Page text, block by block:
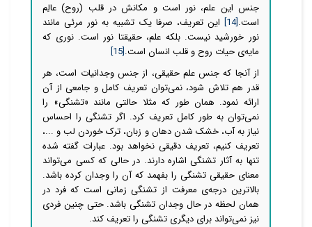
جنس این علم، نور است و مکانش در قلب (روح) عالِم
است.[14]
این تعریف، صرفا یک تشبیه به نور مرئی مانند
نور خورشید نیست. بلکه علم، حقیقتا نور است. نوری که
مایه‌ی حیات روح و قلب انسان است.[15]
از آنجا که جنس علم حقیقی، از جنس وجدانیات است، هر
قدر هم تلاش شود، نمی‌توان تعریف کامل و جامعی از آن
ارائه نمود. همان طور که مثلا حالتی مانند «تشنگی» را
نمی‌توان به طور کامل تعریف کرد. اگر تشنگی را احساس
نیاز به آب، خشک شدن دهان و زبان، ترک خوردن لب و ...،
تعریف کنیم، تعریف دقیقی نخواهد بود. عبارات گفته شده
تنها به آثار تشنگی اشاره دارند. در حالی که کسی می‌تواند
معنای حقیقی تشنگی را بفهمد که آن را وجدان کرده باشد.
بالاترین درجه‌ی معرفت از تشنگی زمانی است که فرد در
همان لحظه در حال وجدان تشنگی باشد. حتی چنین فردی
نیز نمی‌تواند برای دیگری تشنگی را تعریف کند.